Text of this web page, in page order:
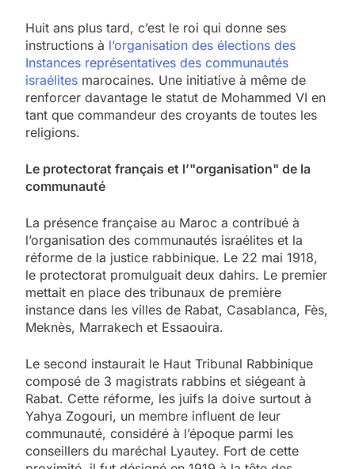
Huit ans plus tard, c’est le roi qui donne ses
instructions à l’organisation des élections des
Instances représentatives des communautés
israélites marocaines. Une initiative à même de
renforcer davantage le statut de Mohammed VI en
tant que commandeur des croyants de toutes les
religions.
Le protectorat français et l’"organisation" de la
communauté
La présence française au Maroc a contribué à
l’organisation des communautés israélites et la
réforme de la justice rabbinique. Le 22 mai 1918,
le protectorat promulguait deux dahirs. Le premier
mettait en place des tribunaux de première
instance dans les villes de Rabat, Casablanca, Fès,
Meknès, Marrakech et Essaouira.
Le second instaurait le Haut Tribunal Rabbinique
composé de 3 magistrats rabbins et siégeant à
Rabat. Cette réforme, les juifs la doive surtout à
Yahya Zogouri, un membre influent de leur
communauté, considéré à l’époque parmi les
conseillers du maréchal Lyautey. Fort de cette